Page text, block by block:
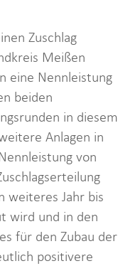
Zuschlag
Meißen
eine Nennleistung
beiden
in diesem
Anlagen in
von
weiteres Jahr bis
wird und in den
für den Zubau der
positivere